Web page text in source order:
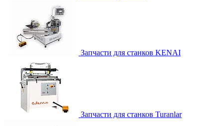
Запчасти для станков KENAI
Запчасти для станков Turanlar